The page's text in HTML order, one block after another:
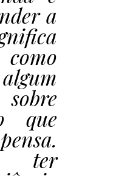
a
que
ter